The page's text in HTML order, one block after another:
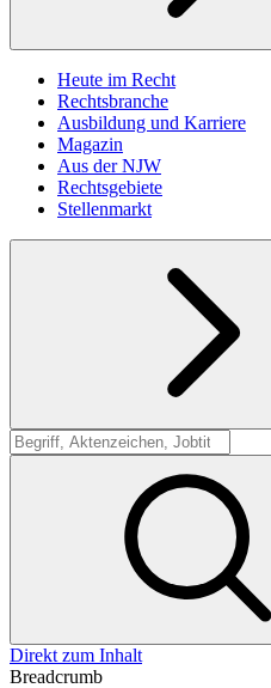
Heute im Recht
Rechtsbranche
Ausbildung und Karriere
Magazin
Aus der NJW
Rechtsgebiete
Stellenmarkt
Suche
Direkt zum Inhalt
Breadcrumb